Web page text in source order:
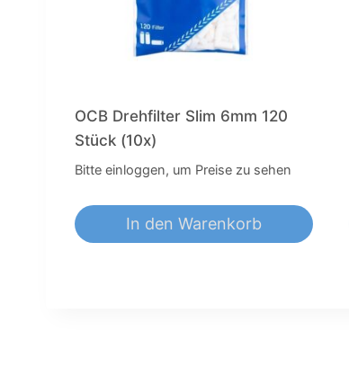
OCB Drehfilter Slim 6mm 120
Stück (10x)
Bitte einloggen, um Preise zu sehen
In den Warenkorb